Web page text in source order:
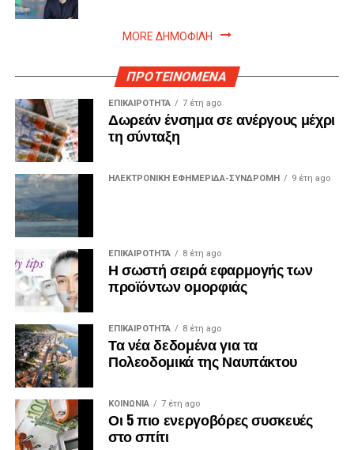
MORE ΔΗΜΟΦΙΛΗ
ΠΡΟΤΕΙΝΟΜΕΝΑ
ΕΠΙΚΑΙΡΟΤΗΤΑ 7 έτη ago
Δωρεάν ένσημα σε ανέργους μέχρι
τη σύνταξη
ΗΛΕΚΤΡΟΝΙΚΗ ΕΦΗΜΕΡΙΔΑ-ΣΥΝΔΡΟΜΗ 9 έτη ago
ΕΠΙΚΑΙΡΟΤΗΤΑ 8 έτη ago
Η σωστή σειρά εφαρμογής των
προϊόντων ομορφιάς
ΕΠΙΚΑΙΡΟΤΗΤΑ 8 έτη ago
Τα νέα δεδομένα για τα
Πολεοδομικά της Ναυπάκτου
ΚΟΙΝΩΝΙΑ 7 έτη ago
Οι 5 πιο ενεργοβόρες συσκευές
στο σπίτι